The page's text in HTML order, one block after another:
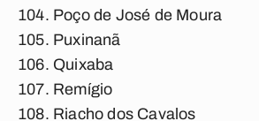
Poço de José de Moura
Puxinanã
Quixaba
Remígio
Riacho dos Cavalos